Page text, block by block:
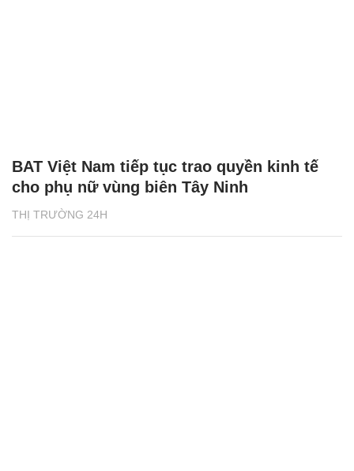
THỊ TRƯỜNG 24H
BAT Việt Nam tiếp tục trao quyền kinh tế
cho phụ nữ vùng biên Tây Ninh